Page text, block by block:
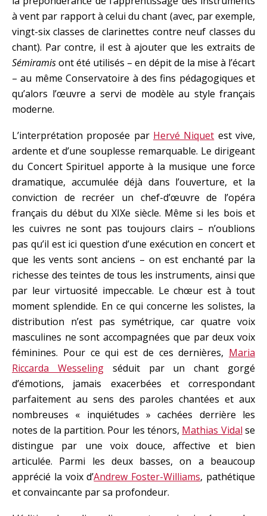
à vent par rapport à celui du chant (avec, par exemple,
vingt-six classes de clarinettes contre neuf classes du
chant). Par contre, il est à ajouter que les extraits de
Sémiramisont été utilisés – en dépit de la mise à l’écart
– au même Conservatoire à des fins pédagogiques et
qu’alors l’œuvre a servi de modèle au style français
moderne.
L’interprétation proposée par Hervé Niquet est vive,
ardente et d’une souplesse remarquable. Le dirigeant
du Concert Spirituel apporte à la musique une force
dramatique, accumulée déjà dans l’ouverture, et la
conviction de recréer un chef-d’œuvre de l’opéra
français du début du XIXe siècle. Même si les bois et
les cuivres ne sont pas toujours clairs – n’oublions
pas qu’il est ici question d’une exécution en concert et
que les vents sont anciens – on est enchanté par la
richesse des teintes de tous les instruments, ainsi que
par leur virtuosité impeccable. Le chœur est à tout
moment splendide. En ce qui concerne les solistes, la
distribution n’est pas symétrique, car quatre voix
masculines ne sont accompagnées que par deux voix
féminines. Pour ce qui est de ces dernières, Maria
Riccarda Wesselingséduit par un chant gorgé
d’émotions, jamais exacerbées et correspondant
parfaitement au sens des paroles chantées et aux
nombreuses « inquiétudes » cachées derrière les
notes de la partition. Pour les ténors, Mathias Vidal se
distingue par une voix douce, affective et bien
articulée. Parmi les deux basses, on a beaucoup
apprécié la voix d’Andrew Foster-Williams, pathétique
et convaincante par sa profondeur.